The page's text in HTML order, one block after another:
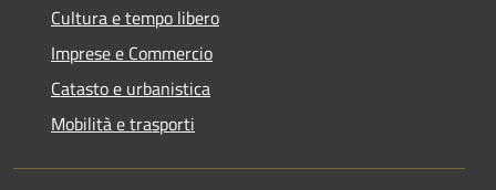
Cultura e tempo libero
Imprese e Commercio
Catasto e urbanistica
Mobilità e trasporti